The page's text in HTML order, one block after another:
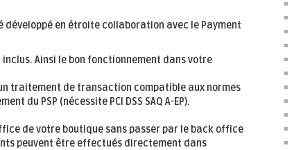
en étroite collaboration avec le Payment
Ainsi le bon fonctionnement dans votre
traitement de transaction compatible aux normes
du PSP (nécessite PCI DSS SAQ A-EP).
de votre boutique sans passer par le back office
peuvent être effectués directement dans